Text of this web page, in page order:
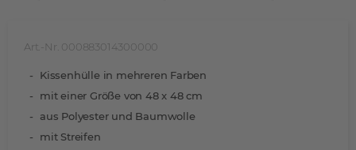
Art.-Nr. 000883014300000
Kissenhülle in mehreren Farben
mit einer Größe von 48 x 48 cm
aus Polyester und Baumwolle
mit Streifen